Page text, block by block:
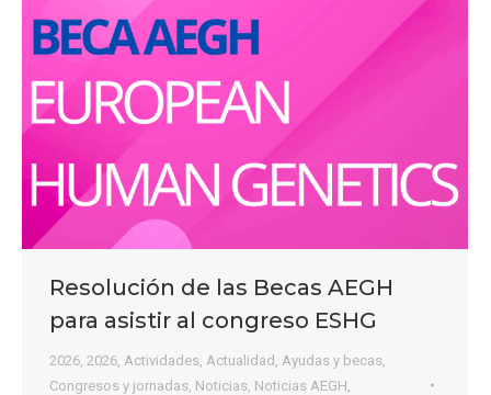
Resolución de las Becas AEGH
para asistir al congreso ESHG
2026 2026 Actividades Actualidad Ayudas y becas
Congresos y jornadas Noticias Noticias AEGH